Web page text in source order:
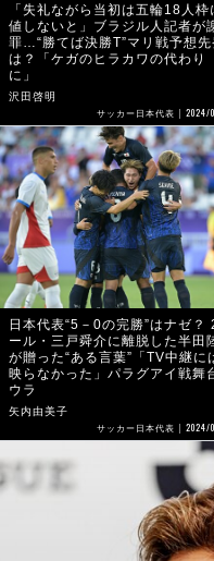
「失礼ながら当初は五輪18人枠
値しないと」ブラジル人記者が
罪…“勝てば決勝T”マリ戦予想先
は？「ケガのヒラカワの代わり
に」
沢田啓明
サッカー日本代表 2024/
日本代表“5－0の完勝”はナゼ？
ール・三戸舜介に離脱した半田
が贈った“ある言葉”「TV中継に
映らなかった」パラグアイ戦舞
ウラ
矢内由美子
サッカー日本代表 2024/